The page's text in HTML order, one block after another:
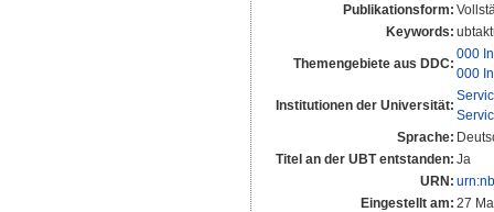
Publikationsform:
Keywords:
Themengebiete aus DDC:
000
000
Institutionen der Universität:
Sprache:
Titel an der UBT entstanden: Ja
URN:
Eingestellt am: 27